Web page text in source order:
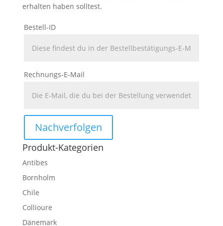
erhalten haben solltest.
Bestell-ID
Rechnungs-E-Mail
Nachverfolgen
Produkt-Kategorien
Antibes
Bornholm
Chile
Collioure
Dänemark